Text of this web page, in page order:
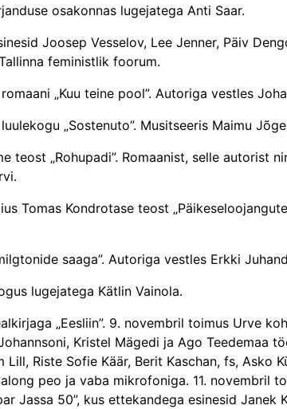
osakonnas lugejatega Anti Saar.
Joosep Vesselov, Lee Jenner, Päiv
feministlik foorum.
„Kuu teine pool”. Autoriga vestles
„Sostenuto”. Musitseeris Maimu
„­Rohupadi”. Romaanist, selle autorist
Tomas Kondrotase teost
saaga”. Autoriga vestles Erkki
lugejatega Kätlin Vainola.
„Eesliin”. 9. novembril toimus Urve
Kristel Mägedi ja Ago Teedemaa
Riste Sofie Käär, Berit Kaschan, fs, Asko
peo ja vaba mikrofoniga. 11. novembril
Jassa 50”, kus ettekandega esinesid Janek